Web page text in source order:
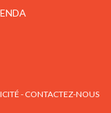
- CONTACTEZ-NOUS